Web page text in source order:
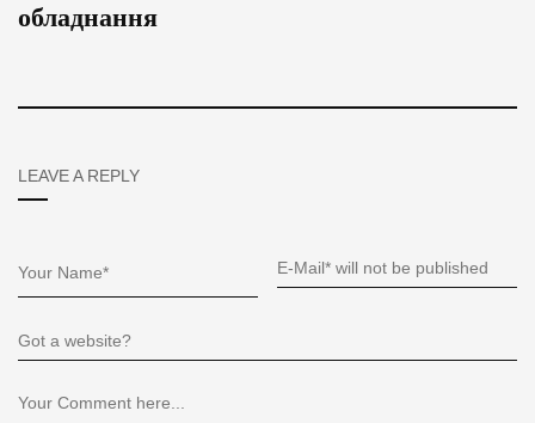
обладнання
LEAVE A REPLY